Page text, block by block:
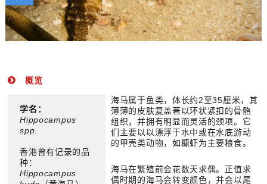
概览
学名：
Hippocampus
spp.
香港曾有记录的品
种：
Hippocampus
海马属于鱼类，体长约2至35厘米，其
薄薄的皮肤复盖著以环状紧扣的骨骼
组织，并拥有明显而灵活的颈项。它
们主要以以漂浮于水中或在水底游动
的甲壳类动物，如糠虾为主要粮食。
海马在繁殖前会花数天求偶。正值求
偶时期的海马会转变颜色，并会以尾